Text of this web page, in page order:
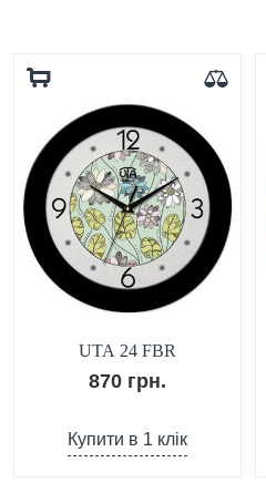
UTA 24 FBR
870 грн.
Купити в 1 клік